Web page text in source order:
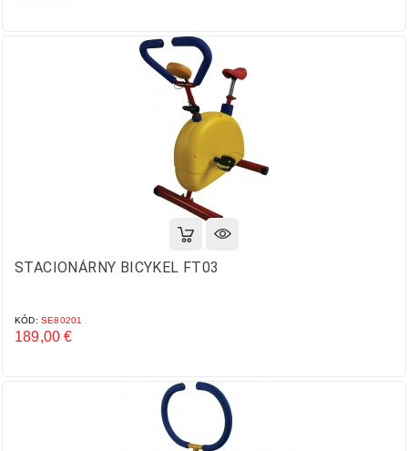
STACIONÁRNY BICYKEL FT03
KÓD: SE80201
189,00 €